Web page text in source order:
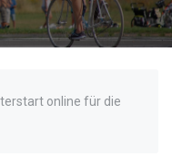
online für die